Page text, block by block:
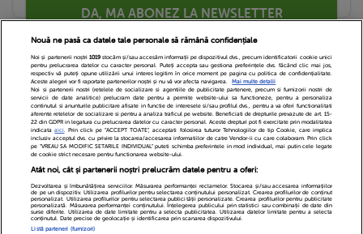
DA, MA ABONEZ LA NEWSLETTER
Echipa Editoriala Newsletter
Contact
Cariere
Cookies
Politica de confidentialitate
DivaHair Cosmetics
Despre noi
Termeni si conditii
Nouă ne pasă ca datele tale personale să rămână confidențiale
Noi și partenerii noștri 1019stocăm și/sau accesăm informații pe dispozitivul dvs., precum identificatorii cookie unici
pentru prelucrarea datelor cu caracter personal. Puteți accepta sau gestiona preferințele dvs. făcând clic mai jos,
respectiv vă puteți opune utilizării unui interes legitim în orice moment pe pagina cu politica de confidențialitate.
Aceste alegeri vor fi raportate partenerilor noștri și nu vă vor afecta navigarea.
Mai multe detalii
Noi si partenerii nostri (retelele de socializare si agentiile de publicitate partenere, precum si furnizorii nostri de
servicii de date analitice) prelucram date pentru a permite website-ului sa functioneze, pentru a personaliza
continutul si anunturile publicitare afisate in functie de interesele si/sau profilul dvs., pentru a va oferi functionalitati
aferente retelelor de socializare si pentru a analiza traficul pe website. Beneficiati de drepturile prevazute de art. 15-
22 din GDPR in legatura cu prelucrarea datelor cu caracter personal. Aceste drepturi pot fi exercitate prin modalitatea
indicataaici. Prin click pe “ACCEPT TOATE”, acceptati folosirea tuturor Tehnologiilor de tip Cookie, care implica
inclusiv acceptul dvs. cu privire la stocarea/accesarea informatiilor de catre Vendor-ii cu care colaboram. Prin click
pe “VREAU SA MODIFIC SETARILE INDIVIDUAL” puteti schimba preferintele in mod individual, mai putin cele legate
de cookie strict necesare pentru functionarea website-ului.
Atât noi, cât și partenerii noștri prelucrăm datele pentru a oferi:
Dezvoltarea și îmbunătățirea serviciilor. Măsurarea performanței reclamelor. Stocarea și/sau accesarea informațiilor
de pe un dispozitiv. Utilizarea profilurilor pentru selectarea conținutului personalizat. Crearea profilurilor de conținut
personalizat. Utilizarea profilurilor pentru selectarea publicității personalizate. Crearea profilurilor pentru publicitate
personalizată. Măsurarea performanței conținutului. Înțelegerea publicului prin statistici sau combinații de date din
surse diferite. Utilizarea de date limitate pentru a selecta publicitatea. Utilizarea datelor limitate pentru a selecta
conținutul. Date precise de geolocație și identificarea prin scanarea dispozitivului.
Listă parteneri (furnizori)